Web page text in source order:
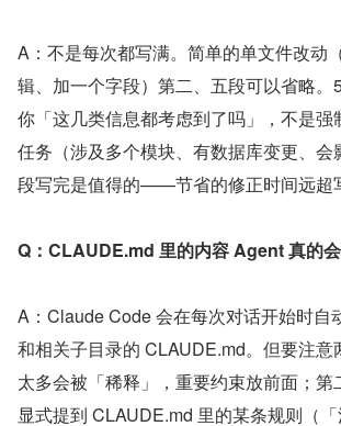
A：不是每次都写满。简单的单文件改动
辑、加一个字段）第二、五段可以省略。
你「这几类信息都考虑到了吗」，不是强
任务（涉及多个模块、有数据库变更、会
段写完是值得的——节省的修正时间远超
Q：CLAUDE.md 里的内容 Agent 真的
A：Claude Code 会在每次对话开始时自
和相关子目录的 CLAUDE.md。但要注意
太多会被「稀释」，重要约束放前面；第
显式提到 CLAUDE.md 里的某条规则（